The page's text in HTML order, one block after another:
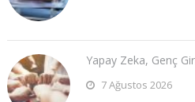
Yapay Zeka, Genç
7 Ağustos 2026